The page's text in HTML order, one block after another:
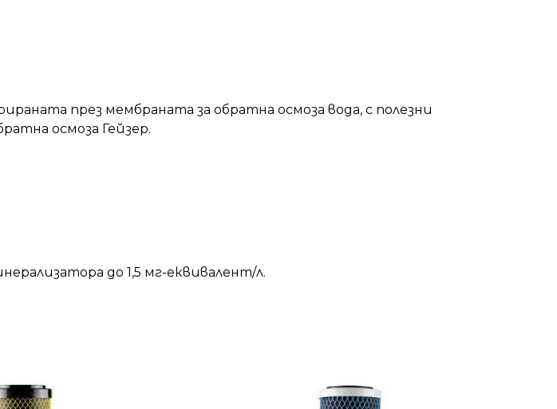
през мембраната за обратна осмоза вода, с полезни
осмоза Гейзер.
до 1,5 мг-еквивалент/л.